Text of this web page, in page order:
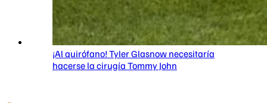
¡Al quirófano! Tyler Glasnow necesitaría
hacerse la cirugía Tommy John